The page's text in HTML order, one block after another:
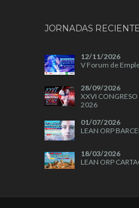
JORNADAS
12/11/2026
V Forum de
28/09/2026
XXVI
2026
01/07/2026
LEAN ORP
18/03/2026
LEAN ORP